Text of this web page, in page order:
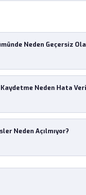
Neden Geçersiz
Neden Hata
Neden Açılmıyor?